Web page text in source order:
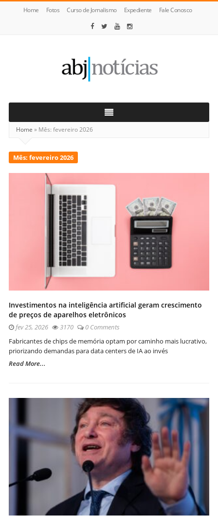
Home Fotos Curso de Jornalismo Expediente Fale Conosco
Notícias
Home » Mês: fevereiro 2026
Mês: fevereiro 2026
Investimentos na inteligência artificial geram crescimento
de preços de aparelhos eletrônicos
fev 25, 2026 3170
0 Comments
Fabricantes de chips de memória optam por caminho mais lucrativo,
priorizando demandas para data centers de IA ao invés
Read More...